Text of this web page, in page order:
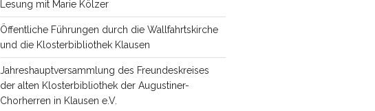
Lesung mit Marie Kölzer
Öffentliche Führungen durch die Wallfahrtskirche
und die Klosterbibliothek Klausen
Jahreshauptversammlung des Freundeskreises
der alten Klosterbibliothek der Augustiner-
Chorherren in Klausen e.V.